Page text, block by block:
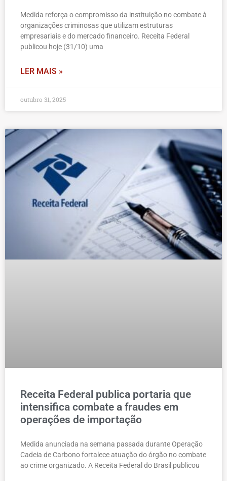
Medida reforça o compromisso da instituição no combate à
organizações criminosas que utilizam estruturas
empresariais e do mercado financeiro. Receita Federal
publicou hoje (31/10) uma
LER MAIS »
outubro 31, 2025
Receita Federal publica portaria que
intensifica combate a fraudes em
operações de importação
Medida anunciada na semana passada durante Operação
Cadeia de Carbono fortalece atuação do órgão no combate
ao crime organizado. A Receita Federal do Brasil publicou